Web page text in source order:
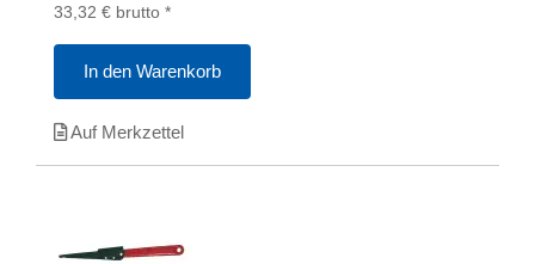
33,32 € brutto *
In den Warenkorb
Auf Merkzettel